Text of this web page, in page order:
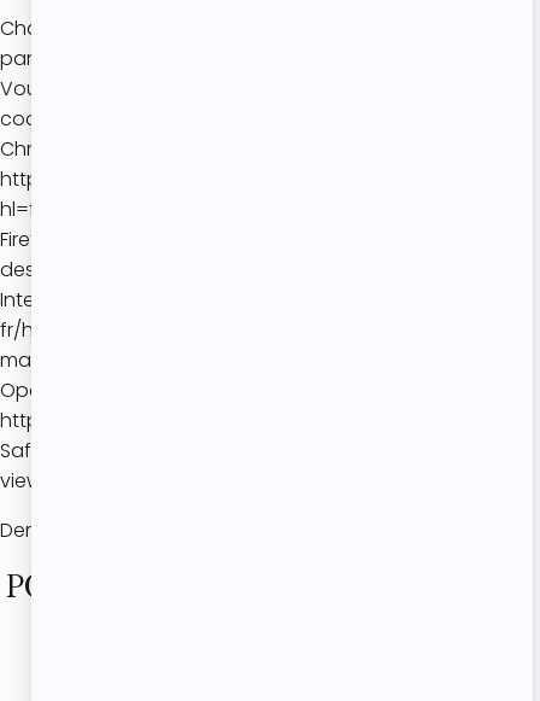
Chaque navigateur Internet propose ses propres
paramètres de gestion des cookies.
Vous pouvez choisir de désactiver tout ou partie des
cookies selon les instructions ci-après :
Chrome :
https://support.google.com/chrome/answer/95647?
hl=fr
Firefox : https://support.mozilla.org/fr/kb/activer-
desactiver-cookies
Internet Explorer : https://support.microsoft.com/fr-
fr/help/17442/windows-internet-explorer-delete-
manage-cookies#ie=ie-11
Opera :
http://help.opera.com/Windows/10.20/fr/cookies.html
Safari : https://support.apple.com/kb/PH21411?
viewlocale=fr_FR&locale=fr_FR
Dernière mise à jour : 28/01/2026
POUR UNE DOSE D’ÉNERGIE DANS